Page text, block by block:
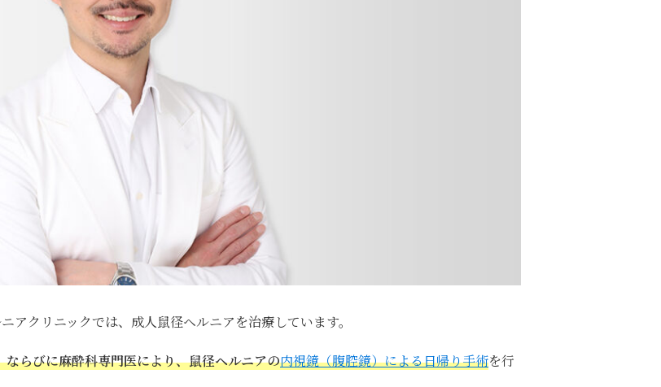
アクリニックでは、成人鼠径ヘルニアを治療しています。
らびに麻酔科専門医により、鼠径ヘルニアの内視鏡（腹腔鏡）による日帰り手術を行